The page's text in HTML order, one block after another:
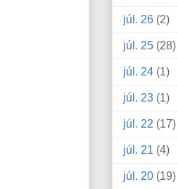
júl. 26 (2)
júl. 25 (28)
júl. 24 (1)
júl. 23 (1)
júl. 22 (17)
júl. 21 (4)
júl. 20 (19)